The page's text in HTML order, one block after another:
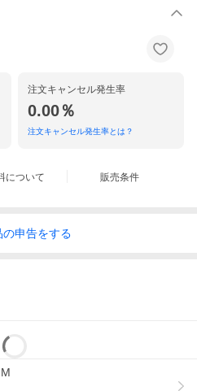
ポケットの半袖オープンカラー
注文キャンセル発生率
0.00％
注文キャンセル発生率とは？
について 販売条件
の申告をする